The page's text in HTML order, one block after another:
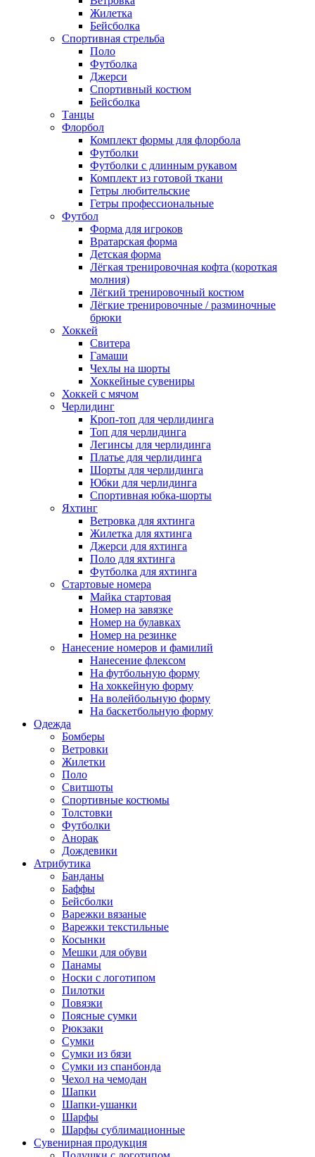
Жилетка
Бейсболка
Спортивная стрельба
Поло
Футболка
Джерси
Спортивный костюм
Бейсболка
Танцы
Флорбол
Комплект формы для флорбола
Футболки
Футболки с длинным рукавом
Комплект из готовой ткани
Гетры любительские
Гетры профессиональные
Футбол
Форма для игроков
Вратарская форма
Детская форма
Лёгкая тренировочная кофта (короткая
молния)
Лёгкий тренировочный костюм
Лёгкие тренировочные / разминочные
брюки
Хоккей
Свитера
Гамаши
Чехлы на шорты
Хоккейные сувениры
Хоккей с мячом
Черлидинг
Кроп-топ для черлидинга
Топ для черлидинга
Легинсы для черлидинга
Платье для черлидинга
Шорты для черлидинга
Юбки для черлидинга
Спортивная юбка-шорты
Яхтинг
Ветровка для яхтинга
Жилетка для яхтинга
Джерси для яхтинга
Поло для яхтинга
Футболка для яхтинга
Стартовые номера
Майка стартовая
Номер на завязке
Номер на булавках
Номер на резинке
Нанесение номеров и фамилий
Нанесение флексом
На футбольную форму
На хоккейную форму
На волейбольную форму
На баскетбольную форму
Одежда
Бомберы
Ветровки
Жилетки
Поло
Свитшоты
Спортивные костюмы
Толстовки
Футболки
Анорак
Дождевики
Атрибутика
Банданы
Баффы
Бейсболки
Варежки вязаные
Варежки текстильные
Косынки
Мешки для обуви
Панамы
Носки с логотипом
Пилотки
Повязки
Поясные сумки
Рюкзаки
Сумки
Сумки из бязи
Сумки из спанбонда
Чехол на чемодан
Шапки
Шапки-ушанки
Шарфы
Шарфы сублимационные
Сувенирная продукция